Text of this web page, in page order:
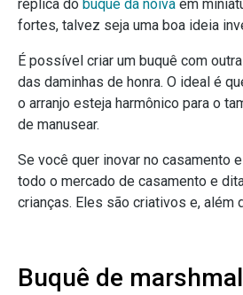
réplica do buquê da noiva em
fortes, talvez seja uma boa ideia
É possível criar um buquê com
das daminhas de honra. O ideal é
o arranjo esteja harmônico para o
de manusear.
Se você quer inovar no casamento
todo o mercado de casamento e
crianças. Eles são criativos e, além
Buquê de